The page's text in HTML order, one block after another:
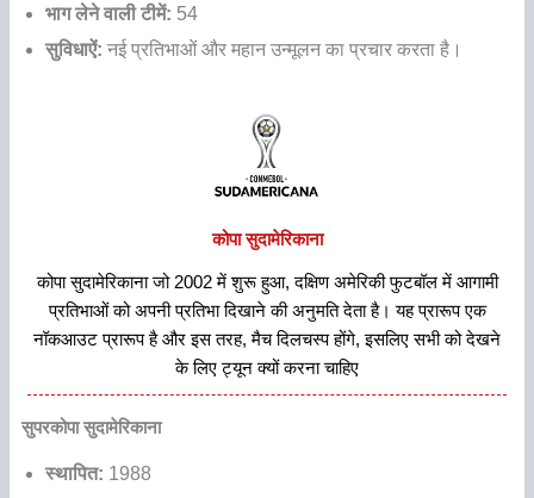
भाग लेने वाली टीमें: 54
सुविधाऐं: नई प्रतिभाओं और महान उन्मूलन का प्रचार करता है।
कोपा सुदामेरिकाना
कोपा सुदामेरिकाना जो 2002 में शुरू हुआ, दक्षिण अमेरिकी फुटबॉल में आगामी
प्रतिभाओं को अपनी प्रतिभा दिखाने की अनुमति देता है। यह प्रारूप एक
नॉकआउट प्रारूप है और इस तरह, मैच दिलचस्प होंगे, इसलिए सभी को देखने
के लिए ट्यून क्यों करना चाहिए
सुपरकोपा सुदामेरिकाना
स्थापित: 1988